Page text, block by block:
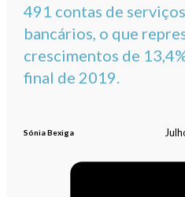
491 contas de
bancários, o que
crescimentos de
final de 2019.
Sónia Bexiga